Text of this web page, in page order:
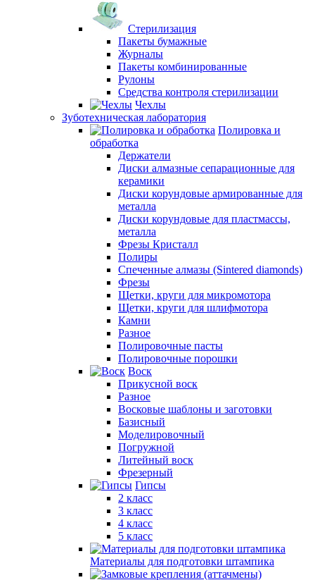
Стерилизация
Пакеты бумажные
Журналы
Пакеты комбинированные
Рулоны
Средства контроля стерилизации
Чехлы
Зуботехническая лаборатория
Полировка и
обработка
Держатели
Диски алмазные сепарационные для
керамики
Диски корундовые армированные для
металла
Диски корундовые для пластмассы,
металла
Фрезы Кристалл
Полиры
Спеченные алмазы (Sintered diamonds)
Фрезы
Щетки, круги для микромотора
Щетки, круги для шлифмотора
Камни
Разное
Полировочные пасты
Полировочные порошки
Воск
Прикусной воск
Разное
Восковые шаблоны и заготовки
Базисный
Моделировочный
Погружной
Литейный воск
Фрезерный
Гипсы
2 класс
3 класс
4 класс
5 класс
Материалы для подготовки штампика